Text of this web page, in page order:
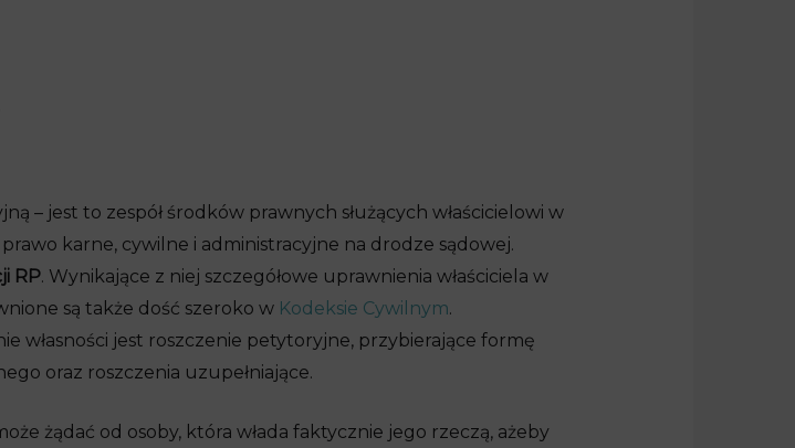
– jest to zespół środków prawnych służących właścicielowi w
karne, cywilne i administracyjne na drodze sądowej.
RP. Wynikające z niej szczegółowe uprawnienia właściciela w
są także dość szeroko w Kodeksie Cywilnym.
własności jest roszczenie petytoryjne, przybierające formę
oraz roszczenia uzupełniające.
żądać od osoby, która włada faktycznie jego rzeczą, ażeby